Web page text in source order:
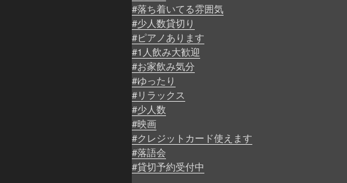
#落ち着いてる雰囲気
#少人数貸切り
#ピアノあります
#1人飲み大歓迎
#お家飲み気分
#ゆったり
#リラックス
#少人数
#映画
#クレジットカード使えます
#落語会
#貸切予約受付中